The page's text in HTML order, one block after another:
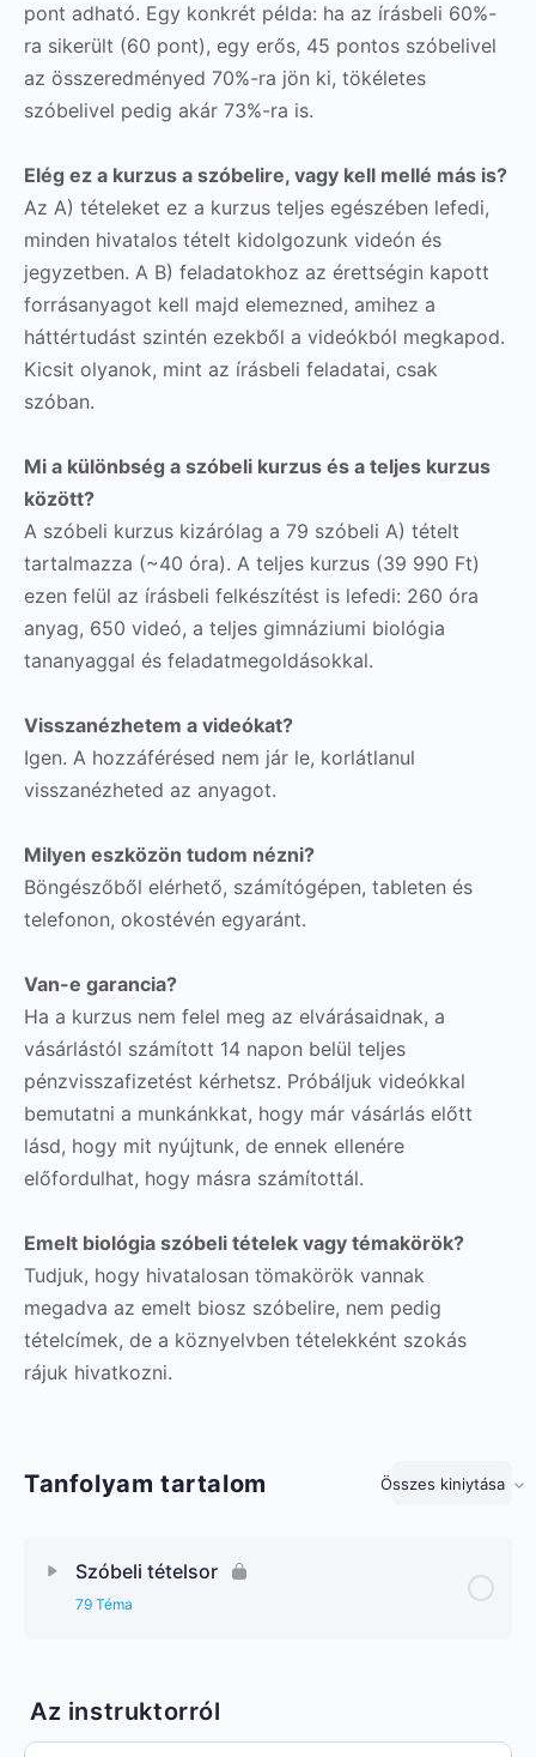
pont adható. Egy konkrét példa: ha az írásbeli 60%-
ra sikerült (60 pont), egy erős, 45 pontos szóbelivel
az összeredményed 70%-ra jön ki, tökéletes
szóbelivel pedig akár 73%-ra is.
Elég ez a kurzus a szóbelire, vagy kell mellé más is?
Az A) tételeket ez a kurzus teljes egészében lefedi,
minden hivatalos tételt kidolgozunk videón és
jegyzetben. A B) feladatokhoz az érettségin kapott
forrásanyagot kell majd elemezned, amihez a
háttértudást szintén ezekből a videókból megkapod.
Kicsit olyanok, mint az írásbeli feladatai, csak
szóban.
Mi a különbség a szóbeli kurzus és a teljes kurzus
között?
A szóbeli kurzus kizárólag a 79 szóbeli A) tételt
tartalmazza (~40 óra). A teljes kurzus (39 990 Ft)
ezen felül az írásbeli felkészítést is lefedi: 260 óra
anyag, 650 videó, a teljes gimnáziumi biológia
tananyaggal és feladatmegoldásokkal.
Visszanézhetem a videókat?
Igen. A hozzáférésed nem jár le, korlátlanul
visszanézheted az anyagot.
Milyen eszközön tudom nézni?
Böngészőből elérhető, számítógépen, tableten és
telefonon, okostévén egyaránt.
Van-e garancia?
Ha a kurzus nem felel meg az elvárásaidnak, a
vásárlástól számított 14 napon belül teljes
pénzvisszafizetést kérhetsz. Próbáljuk videókkal
bemutatni a munkánkkat, hogy már vásárlás előtt
lásd, hogy mit nyújtunk, de ennek ellenére
előfordulhat, hogy másra számítottál.
Emelt biológia szóbeli tételek vagy témakörök?
Tudjuk, hogy hivatalosan tömakörök vannak
megadva az emelt biosz szóbelire, nem pedig
tételcímek, de a köznyelvben tételekként szokás
rájuk hivatkozni.
Tanfolyam tartalom Összes kiniytása
Lecke
Szóbeli tételsor
79 Téma
Az instruktorról